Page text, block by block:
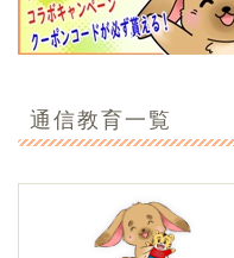
通信教育一覧